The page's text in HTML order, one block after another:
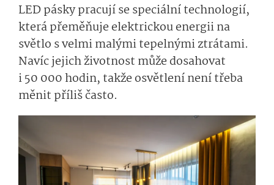
LED pásky pracují se speciální technologií,
která přeměňuje elektrickou energii na
světlo s velmi malými tepelnými ztrátami.
Navíc jejich životnost může dosahovat
i 50 000 hodin, takže osvětlení není třeba
měnit příliš často.